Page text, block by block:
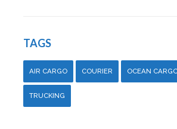
TAGS
AIR CARGO COURIER OCEAN
TRUCKING